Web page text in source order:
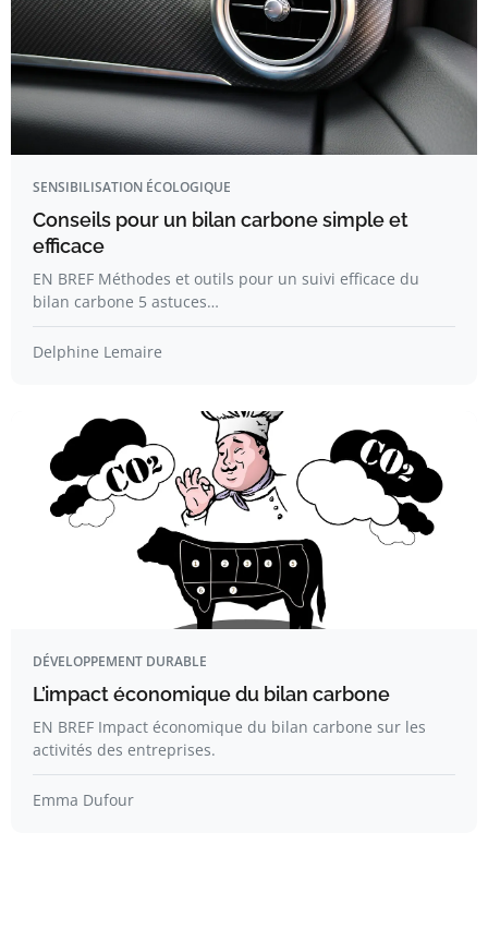
SENSIBILISATION ÉCOLOGIQUE
Conseils pour un bilan carbone simple et
efficace
EN BREF Méthodes et outils pour un suivi efficace du
bilan carbone 5 astuces…
Delphine Lemaire
DÉVELOPPEMENT DURABLE
L’impact économique du bilan carbone
EN BREF Impact économique du bilan carbone sur les
activités des entreprises.
Emma Dufour